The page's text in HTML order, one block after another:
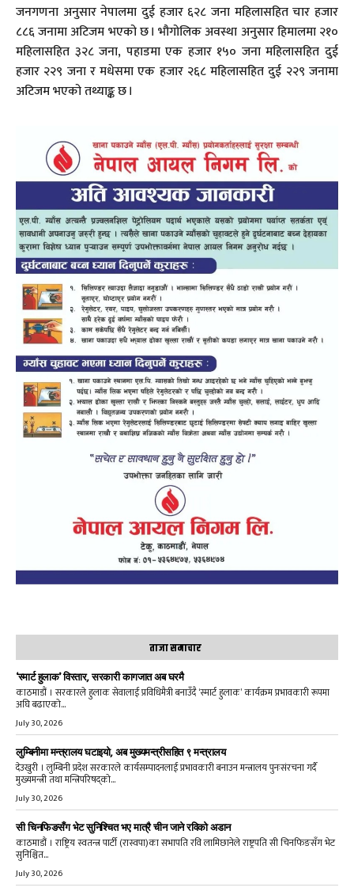
जनगणना अनुसार नेपालमा दुई हजार ६२८ जना महिलासहित चार हजार
८८६ जनामा अटिजम भएको छ । भौगोलिक अवस्था अनुसार हिमालमा २१०
महिलासहित ३२८ जना, पहाडमा एक हजार १५० जना महिलासहित दुई
हजार २२९ जना र मधेसमा एक हजार २६८ महिलासहित दुई २२९ जनामा
अटिजम भएको तथ्याङ्क छ ।
ताजा समाचार
‘स्मार्ट हुलाक’ विस्तार, सरकारी कागजात अब घरमै
काठमाडौं । सरकारले हुलाक सेवालाई प्रविधिमैत्री बनाउँदै ‘स्मार्ट हुलाक’ कार्यक्रम प्रभावकारी रूपमा
अघि बढाएको...
July 30, 2026
लुम्बिनीमा मन्त्रालय घटाइयो, अब मुख्यमन्त्रीसहित ९ मन्त्रालय
देउखुरी । लुम्बिनी प्रदेश सरकारले कार्यसम्पादनलाई प्रभावकारी बनाउन मन्त्रालय पुनःसंरचना गर्दै
मुख्यमन्त्री तथा मन्त्रिपरिषद्को...
July 30, 2026
सी चिनफिङसँग भेट सुनिश्चित भए मात्रै चीन जाने रविको अडान
काठमाडौं । राष्ट्रिय स्वतन्त्र पार्टी (रास्वपा)का सभापति रवि लामिछानेले राष्ट्रपति सी चिनफिङसँग भेट
सुनिश्चित...
July 30, 2026